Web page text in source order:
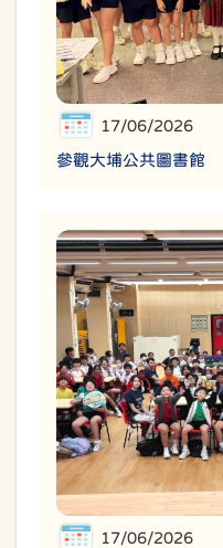
17/06/2026
參觀大埔公共圖書館
17/06/2026